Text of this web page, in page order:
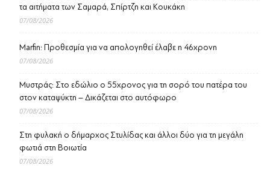
τα αιτήματα των Σαμαρά, Σπίρτζη και Κουκάκη
07/08/2026
Marfin: Προθεσμία για να απολογηθεί έλαβε η 46χρονη
07/08/2026
Μυστράς: Στο εδώλιο ο 55χρονος για τη σορό του πατέρα του
στον καταψύκτη – Δικάζεται στο αυτόφωρο
07/08/2026
Στη φυλακή ο δήμαρχος Στυλίδας και άλλοι δύο για τη μεγάλη
φωτιά στη Βοιωτία
07/08/2026